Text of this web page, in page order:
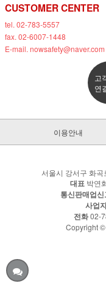
CUSTOMER CENTER
tel. 02-783-5557
fax. 02-6007-1448
E-mail. nowsafety@naver.com
고
연
이용안내
서울시 강서구 화
대표 박연
통신판매업
사업
전화02-
Copyright